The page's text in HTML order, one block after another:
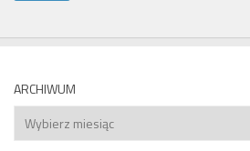
ARCHIWUM
Archiwum